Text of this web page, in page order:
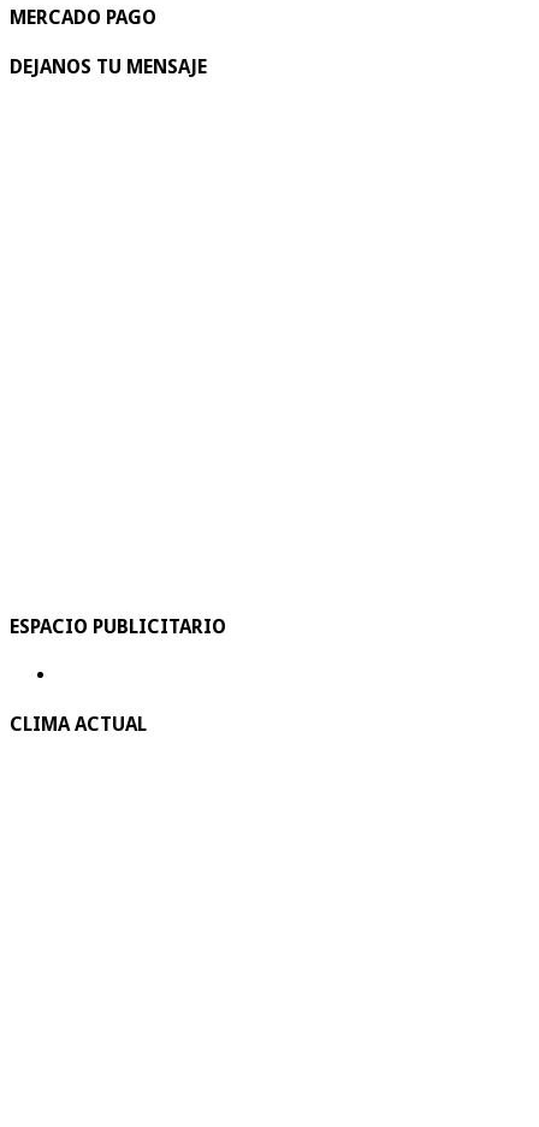
MERCADO PAGO
DEJANOS TU MENSAJE
ESPACIO PUBLICITARIO
CLIMA ACTUAL